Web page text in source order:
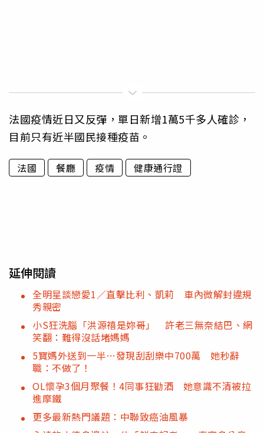
法國疫情近日又反彈，單日新增1萬5千多人確診，
目前只有近半國民接種疫苗。
法國 餐廳 疫情 健康通行證
延伸閱讀
全明星談戀愛1／直擊比利、凱莉 車內微解封違規
秀親密
小S狂洗腦「洪源禧是妳哥」 許老三無奈結巴、網
笑翻：難得沒話堵媽媽
5寶媽外送到一半…發現刮刮樂中700萬 她秒辭
職：不做了！
OL懷孕3個月聚餐！4同事狂勸酒 她意識不清被拉
進摩鐵
更多最新熱門議題：中聯致癌油風暴